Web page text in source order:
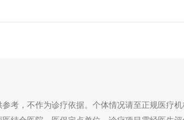
考，不作为诊疗依据。个体情况请至正规医疗